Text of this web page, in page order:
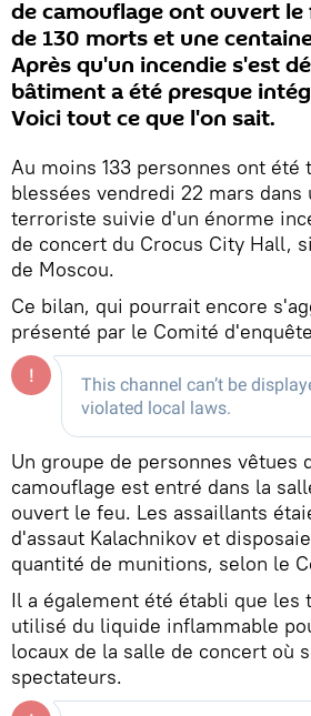
de camouflage ont ouvert
de 130 morts et une
Après qu'un incendie s'est
bâtiment a été presque
Voici tout ce que l'on sait.
Au moins 133 personnes ont été
blessées vendredi 22 mars dans
terroriste suivie d'un énorme
de concert du Crocus City Hall,
de Moscou.
Ce bilan, qui pourrait encore
présenté par le Comité
Un groupe de personnes vêtues
camouflage est entré dans la
ouvert le feu. Les assaillants
d'assaut Kalachnikov et
quantité de munitions, selon le
Il a également été établi que les
utilisé du liquide inflammable
locaux de la salle de concert où
spectateurs.